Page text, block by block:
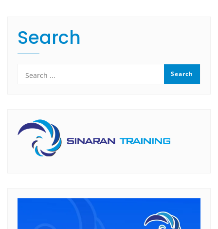
Search